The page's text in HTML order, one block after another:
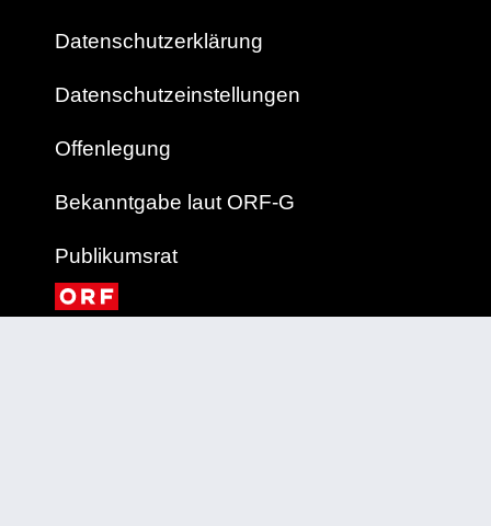
Datenschutzerklärung
Datenschutzeinstellungen
Offenlegung
Bekanntgabe laut ORF-G
Publikumsrat